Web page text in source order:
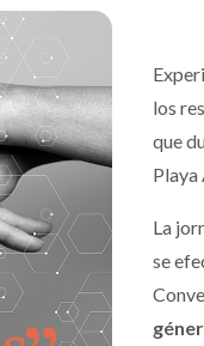
los
que
Playa
La
se
C